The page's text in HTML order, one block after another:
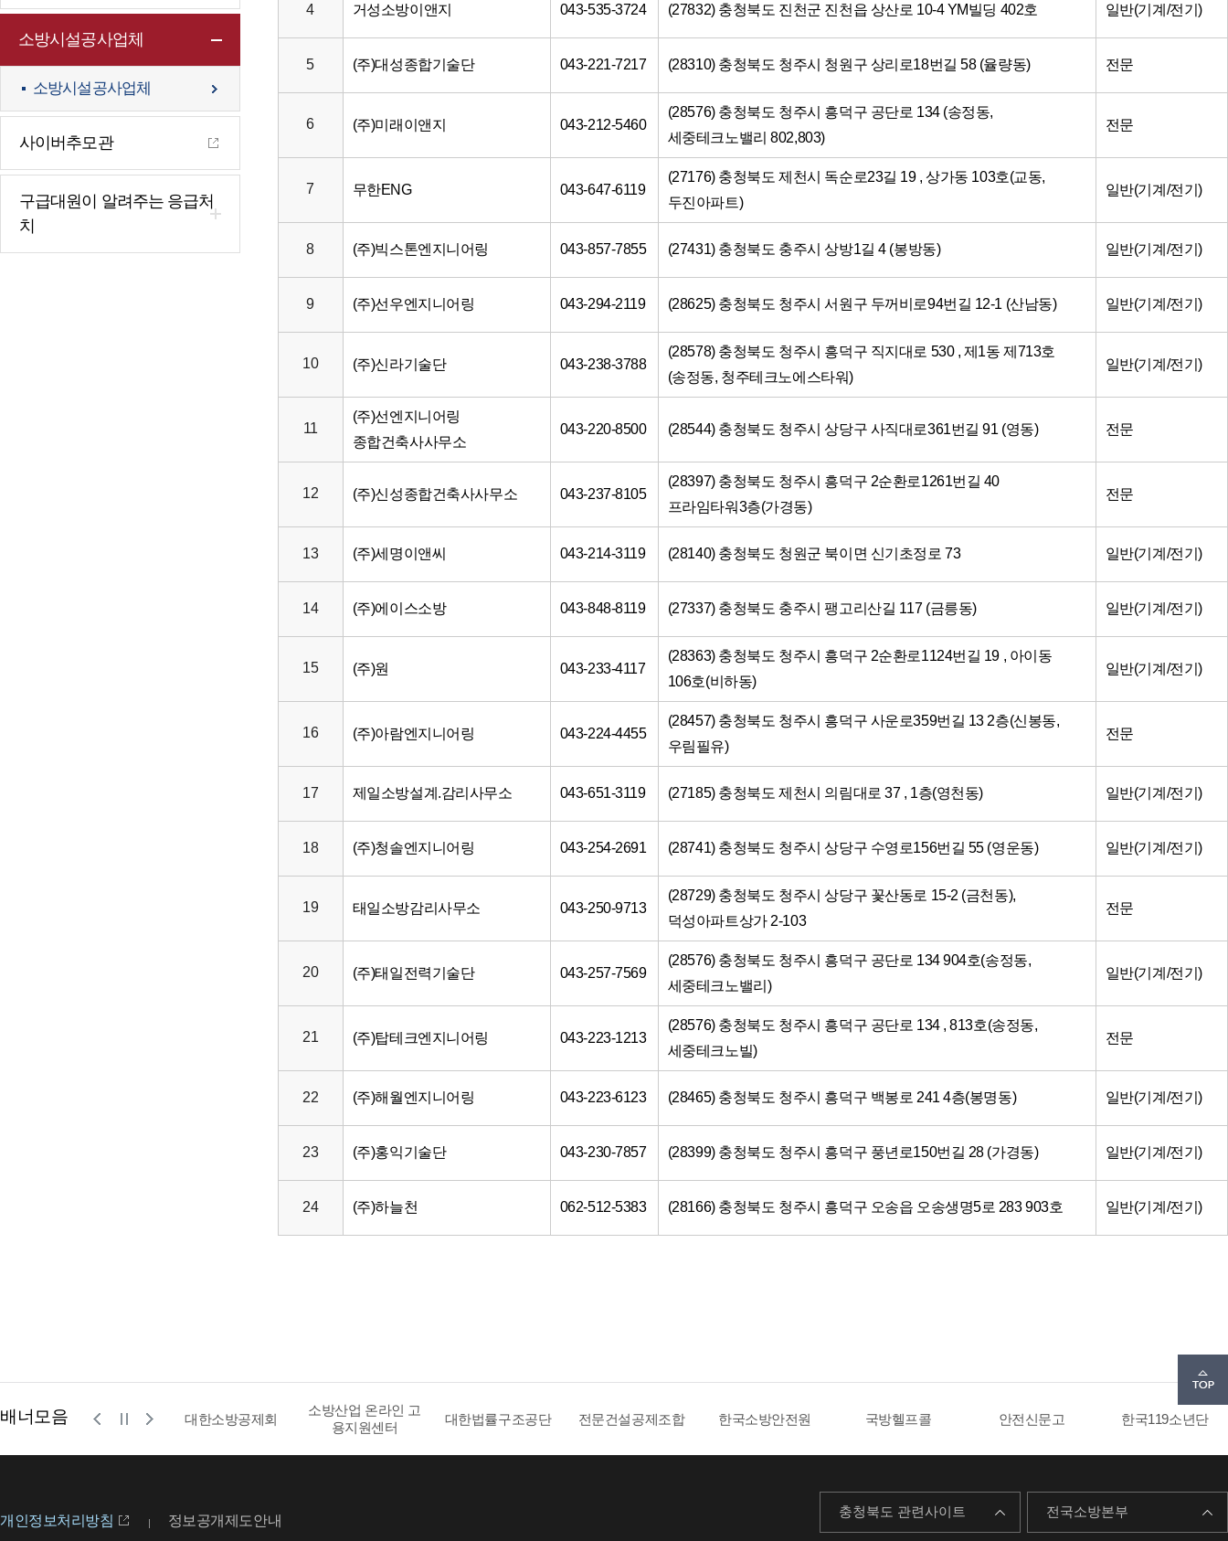
소방시설공사업체
소방시설공사업체
사이버추모관
구급대원이 알려주는 응급처
치
4 거성소방이앤지 043-535-3724 (27832) 충청북도 진천군 진천읍 상산로 10-4 YM빌딩 402호 일반(기계/전기)
5 (주)대성종합기술단 043-221-7217 (28310) 충청북도 청주시 청원구 상리로18번길 58 (율량동) 전문
6 (주)미래이앤지 043-212-5460
(28576) 충청북도 청주시 흥덕구 공단로 134 (송정동,
세중테크노밸리 802,803)
전문
7 무한ENG 043-647-6119
(27176) 충청북도 제천시 독순로23길 19 , 상가동 103호(교동,
두진아파트)
일반(기계/전기)
8 (주)빅스톤엔지니어링 043-857-7855 (27431) 충청북도 충주시 상방1길 4 (봉방동) 일반(기계/전기)
9 (주)선우엔지니어링 043-294-2119 (28625) 충청북도 청주시 서원구 두꺼비로94번길 12-1 (산남동) 일반(기계/전기)
10 (주)신라기술단 043-238-3788
(28578) 충청북도 청주시 흥덕구 직지대로 530 , 제1동 제713호
(송정동, 청주테크노에스타워)
일반(기계/전기)
11
(주)선엔지니어링
종합건축사사무소
043-220-8500 (28544) 충청북도 청주시 상당구 사직대로361번길 91 (영동) 전문
12 (주)신성종합건축사사무소 043-237-8105
(28397) 충청북도 청주시 흥덕구 2순환로1261번길 40
프라임타워3층(가경동)
전문
13 (주)세명이앤씨 043-214-3119 (28140) 충청북도 청원군 북이면 신기초정로 73 일반(기계/전기)
14 (주)에이스소방 043-848-8119 (27337) 충청북도 충주시 팽고리산길 117 (금릉동) 일반(기계/전기)
15 (주)원 043-233-4117
(28363) 충청북도 청주시 흥덕구 2순환로1124번길 19 , 아이동
106호(비하동)
일반(기계/전기)
16 (주)아람엔지니어링 043-224-4455
(28457) 충청북도 청주시 흥덕구 사운로359번길 13 2층(신봉동,
우림필유)
전문
17 제일소방설계.감리사무소 043-651-3119 (27185) 충청북도 제천시 의림대로 37 , 1층(영천동) 일반(기계/전기)
18 (주)청솔엔지니어링 043-254-2691 (28741) 충청북도 청주시 상당구 수영로156번길 55 (영운동) 일반(기계/전기)
19 태일소방감리사무소 043-250-9713
(28729) 충청북도 청주시 상당구 꽃산동로 15-2 (금천동),
덕성아파트상가 2-103
전문
20 (주)태일전력기술단 043-257-7569
(28576) 충청북도 청주시 흥덕구 공단로 134 904호(송정동,
세중테크노밸리)
일반(기계/전기)
21 (주)탑테크엔지니어링 043-223-1213
(28576) 충청북도 청주시 흥덕구 공단로 134 , 813호(송정동,
세중테크노빌)
전문
22 (주)해월엔지니어링 043-223-6123 (28465) 충청북도 청주시 흥덕구 백봉로 241 4층(봉명동) 일반(기계/전기)
23 (주)홍익기술단 043-230-7857 (28399) 충청북도 청주시 흥덕구 풍년로150번길 28 (가경동) 일반(기계/전기)
24 (주)하늘천 062-512-5383 (28166) 충청북도 청주시 흥덕구 오송읍 오송생명5로 283 903호 일반(기계/전기)
배너모음영문 소방청 대한소방공제회
소방산업 온라인 고
용지원센터
대한법률구조공단 전문건설공제조합 한국소방안전원 국방헬프콜 안전신문고 한국119소년단
충청북도 관련사이트 전국소방본부
개인정보처리방침 정보공개제도안내